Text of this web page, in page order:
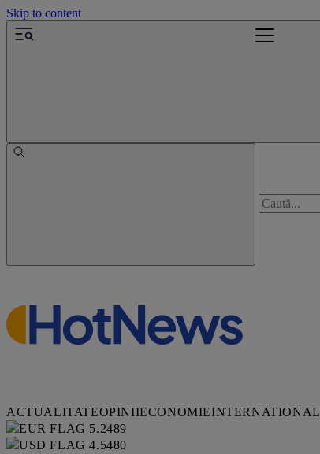
Skip to content
ACTUALITATEOPINIIECONOMIEINTERNATIONAL
5.2489
4.5480